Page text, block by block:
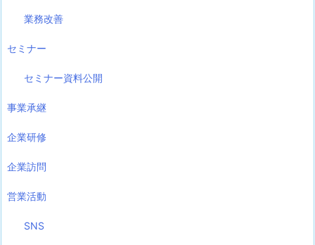
業務改善
セミナー
セミナー資料公開
事業承継
企業研修
企業訪問
営業活動
SNS